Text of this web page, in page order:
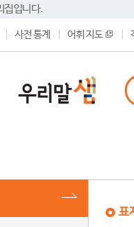
집입니다.
사전 통계 어휘 지도
표